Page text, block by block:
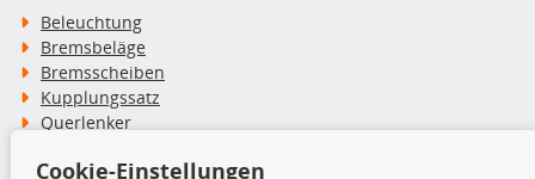
Beleuchtung
Bremsbeläge
Bremsscheiben
Kupplungssatz
Querlenker
Stoßdämpfer
Cookie-Einstellungen